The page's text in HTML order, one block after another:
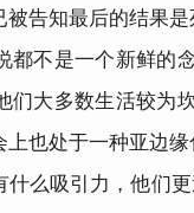
告知最后的结果
都不是一个新鲜的
们大多数生活较为
也处于一种亚边缘
么吸引力，他们